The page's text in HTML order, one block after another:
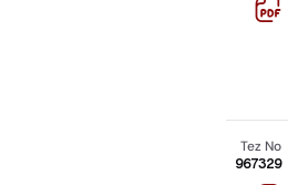
Tez No
967329